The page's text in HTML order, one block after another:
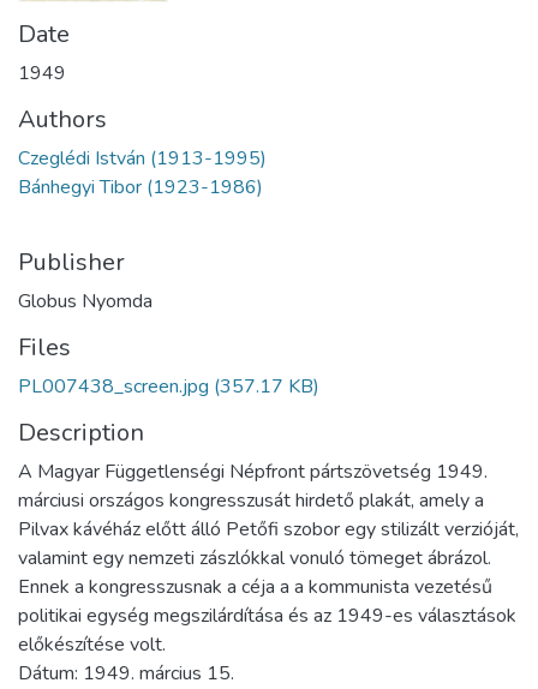
Date
1949
Authors
Czeglédi István (1913-1995)
Bánhegyi Tibor (1923-1986)
Publisher
Globus Nyomda
Files
PL007438_screen.jpg (357.17 KB)
Description
A Magyar Függetlenségi Népfront pártszövetség 1949.
márciusi országos kongresszusát hirdető plakát, amely a
Pilvax kávéház előtt álló Petőfi szobor egy stilizált verzióját,
valamint egy nemzeti zászlókkal vonuló tömeget ábrázol.
Ennek a kongresszusnak a céja a a kommunista vezetésű
politikai egység megszilárdítása és az 1949-es választások
előkészítése volt.
Dátum: 1949. március 15.